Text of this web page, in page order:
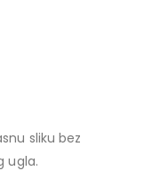
sliku bez
ugla.